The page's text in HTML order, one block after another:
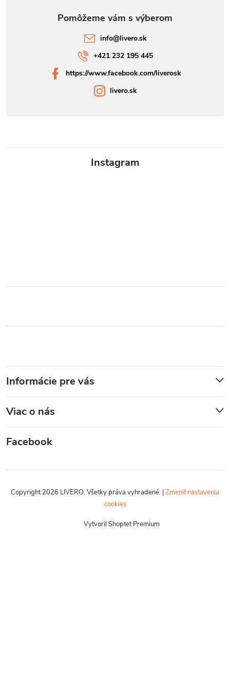
Instagram
Informácie pre vás
Viac o nás
Facebook
info@livero.sk
+421 232 195 445
https://www.facebook.com/liverosk
livero.sk
Vytvoril Shoptet Premium
Copyright 2026 LIVERO. Všetky práva vyhradené. |Zmeniť nastavenia
cookies